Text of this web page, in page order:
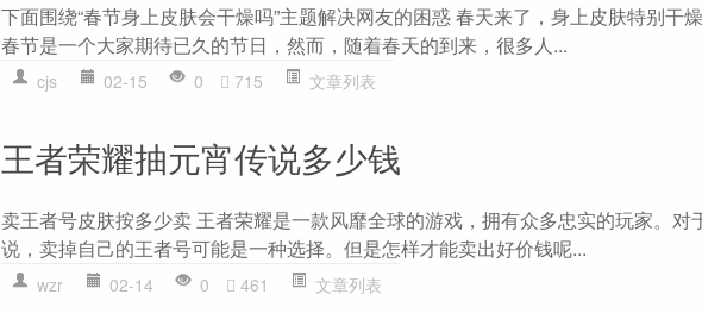
下面围绕“春节身上皮肤会干燥吗”主题解决网友的困惑 春天来了，身上皮肤特别干
春节是一个大家期待已久的节日，然而，随着春天的到来，很多人...
cjs 02-15 0 715 文章列表
王者荣耀抽元宵传说多少钱
卖王者号皮肤按多少卖 王者荣耀是一款风靡全球的游戏，拥有众多忠实的玩家。对
说，卖掉自己的王者号可能是一种选择。但是怎样才能卖出好价钱呢...
wzr 02-14 0 461 文章列表